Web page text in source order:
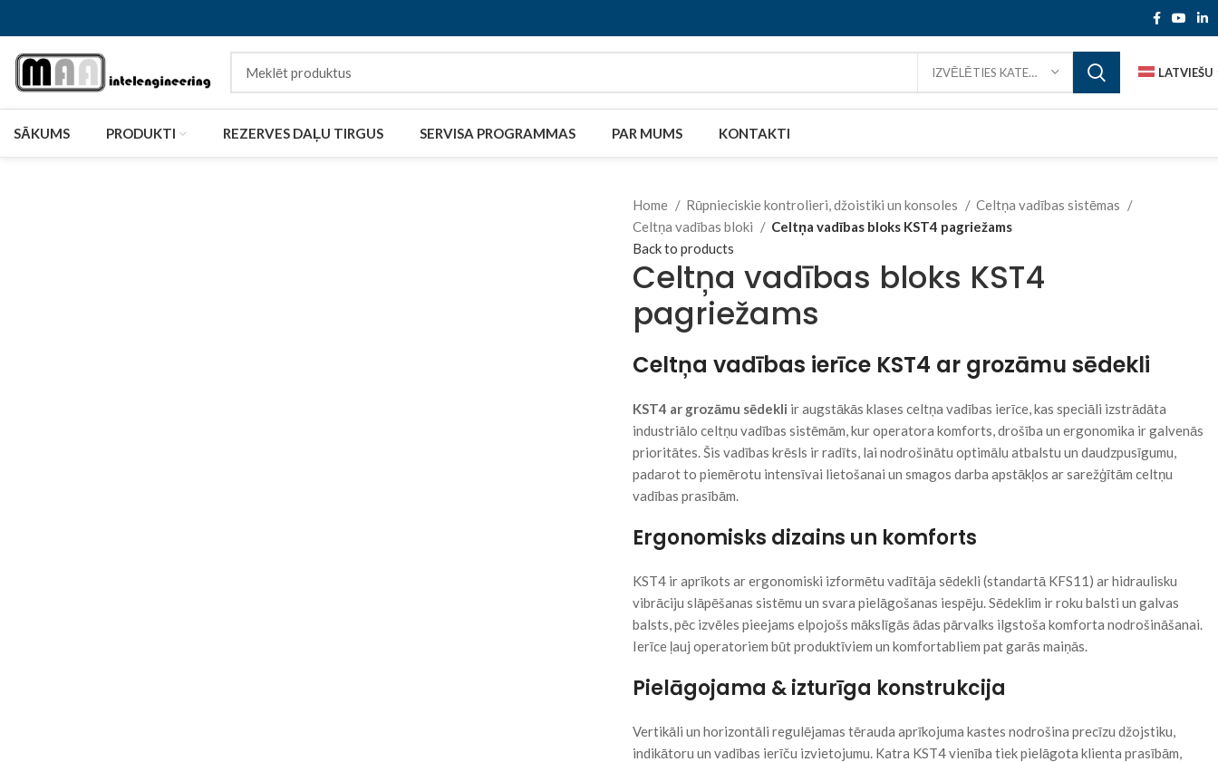
IZVĒLĒTIES KATEGORIJAI LATVIEŠU
SĀKUMS PRODUKTI REZERVES DAĻU TIRGUS SERVISA PROGRAMMAS PAR MUMS KONTAKTI
Home Rūpnieciskie kontrolieri, džoistiki un konsoles
Celtņa vadības sistēmas
Celtņa vadības bloki
Celtņa vadības bloks KST4 pagriežams
Back to products
Celtņa vadības bloks KST4
pagriežams
Celtņa vadības ierīce KST4 ar grozāmu sēdekli
KST4 ar grozāmu sēdekli ir augstākās klases celtņa vadības ierīce, kas speciāli izstrādāta
industriālo celtņu vadības sistēmām, kur operatora komforts, drošība un ergonomika ir galvenās
prioritātes. Šis vadības krēsls ir radīts, lai nodrošinātu optimālu atbalstu un daudzpusīgumu,
padarot to piemērotu intensīvai lietošanai un smagos darba apstākļos ar sarežģītām celtņu
vadības prasībām.
Ergonomisks dizains un komforts
KST4 ir aprīkots ar ergonomiski izformētu vadītāja sēdekli (standartā KFS11) ar hidraulisku
vibrāciju slāpēšanas sistēmu un svara pielāgošanas iespēju. Sēdeklim ir roku balsti un galvas
balsts, pēc izvēles pieejams elpojošs mākslīgās ādas pārvalks ilgstoša komforta nodrošināšanai.
Ierīce ļauj operatoriem būt produktīviem un komfortabliem pat garās maiņās.
Pielāgojama & izturīga konstrukcija
Vertikāli un horizontāli regulējamas tērauda aprīkojuma kastes nodrošina precīzu džojstiku,
indikātoru un vadības ierīču izvietojumu. Katra KST4 vienība tiek pielāgota klienta prasībām,